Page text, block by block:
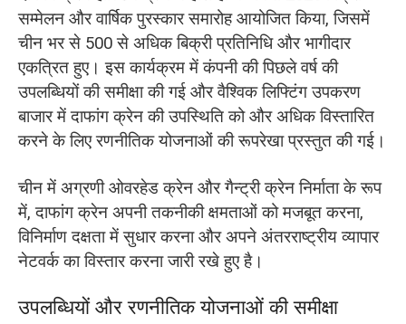
सम्मेलन और वार्षिक पुरस्कार समारोह आयोजित किया, जिसमें
चीन भर से 500 से अधिक बिक्री प्रतिनिधि और भागीदार
एकत्रित हुए। इस कार्यक्रम में कंपनी की पिछले वर्ष की
उपलब्धियों की समीक्षा की गई और वैश्विक लिफ्टिंग उपकरण
बाजार में दाफांग क्रेन की उपस्थिति को और अधिक विस्तारित
करने के लिए रणनीतिक योजनाओं की रूपरेखा प्रस्तुत की गई।
चीन में अग्रणी ओवरहेड क्रेन और गैन्ट्री क्रेन निर्माता के रूप
में, दाफांग क्रेन अपनी तकनीकी क्षमताओं को मजबूत करना,
विनिर्माण दक्षता में सुधार करना और अपने अंतरराष्ट्रीय व्यापार
नेटवर्क का विस्तार करना जारी रखे हुए है।
उपलब्धियों और रणनीतिक योजनाओं की समीक्षा